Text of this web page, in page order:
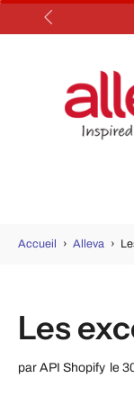
Aller
Accueil › Alleva ›
Les
par API Shopify le